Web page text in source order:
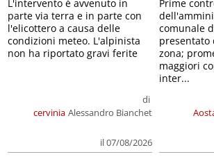
cervinia
di
Alessandro Bianchet
il 07/08/2026
L'intervento è avvenuto in
parte via terra e in parte con
l'elicottero a causa delle
condizioni meteo. L'alpinista
non ha riportato gravi ferite
Prime
comunale
presentato
zona;
maggiori
inter...